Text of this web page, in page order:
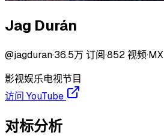
Jag Durán
@jagduran·36.5万 订阅·852视频·MX
影视娱乐电视节目
访问 YouTube
对标分析